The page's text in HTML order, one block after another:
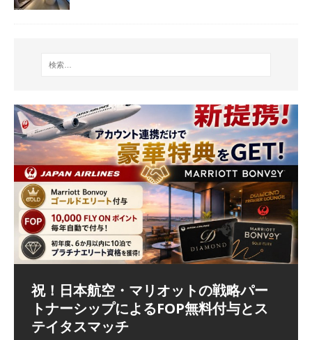
祝！日本航空・マリオットの戦略パー
トナーシップによるFOP無料付与とス
テイタスマッチ
ラウンジ 華 那覇空港 (2026/05)
（2026/06/07記載） 2026年5月下旬の平日に那覇を訪れ
た際に利用した。 こちらのラウンジ
The Coral Executive Lounge スワ
ンナプーム国際空港国内線ラウンジ
(2026/01)
日本航空 羽田空港国際線ファースト
クラスラウンジ (2026/01)
（2026/03/18記載） 2026年1月、毎年恒例の新年の羽田
バンコクエアウェイズ スワンナプー
ム国際空港国内線ラウンジ (2026/01)
（2026/03/13記載） 2026年1月上旬にバンコク経由でチ